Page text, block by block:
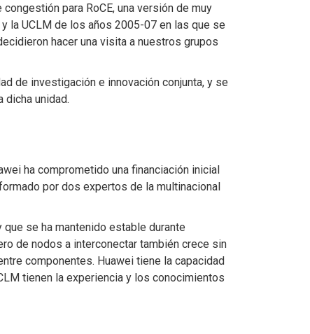
para RoCE, una versión de muy
la UCLM de los años 2005-07 en las que se
hacer una visita a nuestros grupos
de investigación e innovación conjunta, y se
dicha unidad.
ha comprometido una financiación inicial
por dos expertos de la multinacional
se ha mantenido estable durante
de nodos a interconectar también crece sin
componentes. Huawei tiene la capacidad
tienen la experiencia y los conocimientos